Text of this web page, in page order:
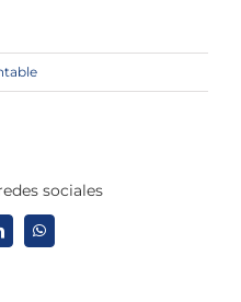
sociales
WhatsApp